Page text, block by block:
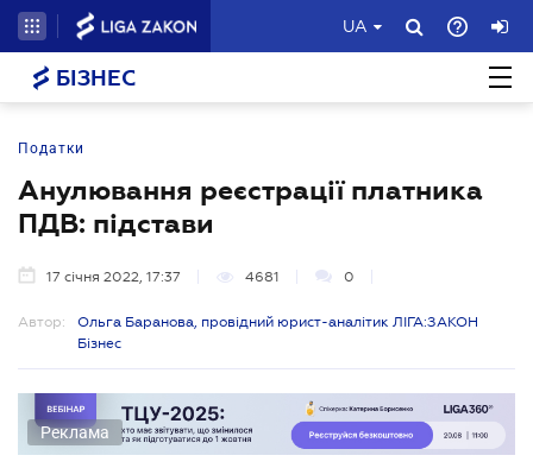
UA
БІЗНЕС
Податки
Анулювання реєстрації платника
ПДВ: підстави
17 січня 2022, 17:37 4681 0
Автор:
Ольга Баранова, провідний юрист-аналітик ЛІГА:ЗАКОН
Бізнес
Реклама